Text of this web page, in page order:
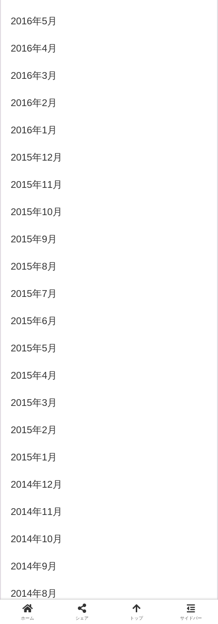
2016年5月
2016年4月
2016年3月
2016年2月
2016年1月
2015年12月
2015年11月
2015年10月
2015年9月
2015年8月
2015年7月
2015年6月
2015年5月
2015年4月
2015年3月
2015年2月
2015年1月
2014年12月
2014年11月
2014年10月
2014年9月
2014年8月
2014年7月
ホーム シェア トップ サイドバー